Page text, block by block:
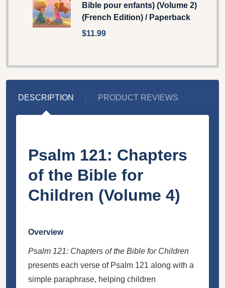
Bible pour enfants) (Volume 2)
(French Edition) / Paperback
$11.99
DESCRIPTION PRODUCT REVIEWS
Psalm 121: Chapters
of the Bible for
Children (Volume 4)
Overview
Psalm 121: Chapters of the Bible for Children
presents each verse of Psalm 121 along with a
simple paraphrase, helping children